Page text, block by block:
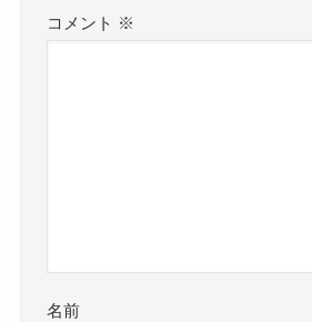
コメント ※
名前